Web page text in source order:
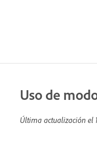
Uso de
Última actualización el